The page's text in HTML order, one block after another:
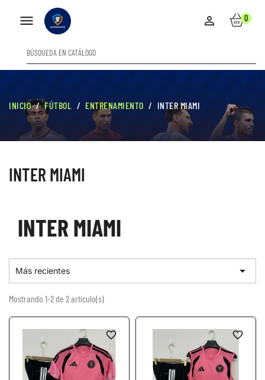
 0

INICIO FÚTBOL ENTRENAMIENTO INTER MIAMI
INTER MIAMI
INTER MIAMI
Más recientes 
Mostrando 1-2 de 2 artículo(s)
favorite_border favorite_border